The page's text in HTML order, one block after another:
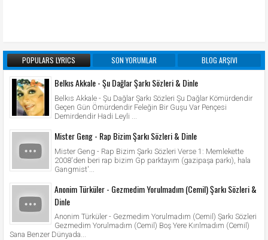
POPULARS LYRICS SON YORUMLAR BLOG ARŞIVI
Belkıs Akkale - Şu Dağlar Şarkı Sözleri & Dinle
Belkıs Akkale - Şu Dağlar Şarkı Sözleri Şu Dağlar Kömürdendir
Geçen Gün Ömürdendir Feleğin Bir Guşu Var Pençesi
Demirdendir Hadi Leyli ...
Mister Geng - Rap Bizim Şarkı Sözleri & Dinle
Mister Geng - Rap Bizim Şarkı Sözleri Verse 1: Memlekette
2008'den beri rap bizim Gp parktayım (gazipaşa parkı), hala
Gangmist'...
Anonim Türküler - Gezmedim Yorulmadım (Cemil) Şarkı Sözleri &
Dinle
Anonim Türküler - Gezmedim Yorulmadım (Cemil) Şarkı Sözleri
Gezmedim Yorulmadım (Cemil) Boş Yere Kırılmadım (Cemil)
Sana Benzer Dünyada...